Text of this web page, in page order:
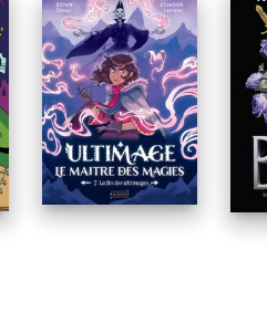
320 PAGES
soeurs Saint-
NOUVEAUTÉ
PARUTION : 20/05/2026
IMAGINAIRE
J'ai effacé la prof
délires de Tom et